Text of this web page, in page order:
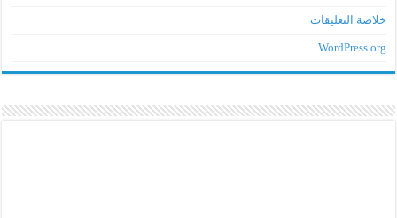
خلاصة التعليقات
WordPress.org